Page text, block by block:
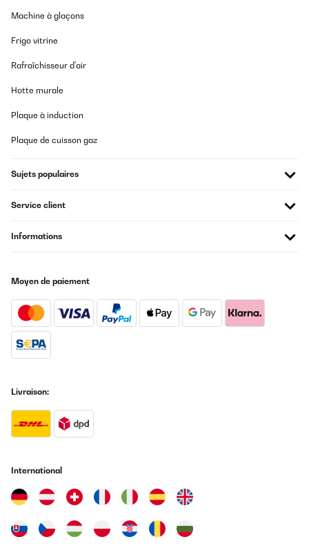
Machine à glaçons
Frigo vitrine
Rafraîchisseur d'air
Hotte murale
Plaque à induction
Plaque de cuisson gaz
Sujets populaires
Service client
Informations
Moyen de paiement
Livraison:
International